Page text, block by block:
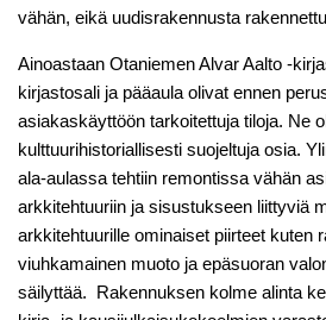
vähän, eikä uudisrakennusta
Ainoastaan Otaniemen Alvar Aalto -
kirjastosali ja pääaula olivat ennen
asiakaskäyttöön tarkoitettuja tiloja. Ne
kulttuurihistoriallisesti suojeltuja osia.
ala-aulassa tehtiin remontissa vähän
arkkitehtuuriin ja sisustukseen liittyviä
arkkitehtuurille ominaiset piirteet kuten
viuhkamainen muoto ja epäsuoran
säilyttää. Rakennuksen kolme alinta